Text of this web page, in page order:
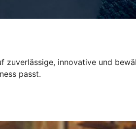
innovative und
passt.